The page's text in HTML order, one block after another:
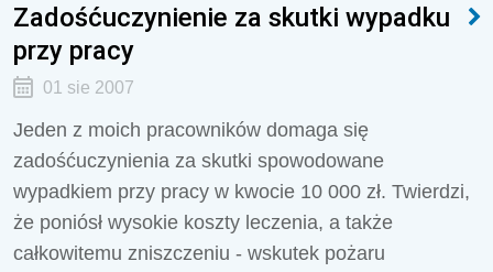
Zadośćuczynienie za skutki wypadku
przy pracy
01 sie 2007
Jeden z moich pracowników domaga się
zadośćuczynienia za skutki spowodowane
wypadkiem przy pracy w kwocie 10 000 zł. Twierdzi,
że poniósł wysokie koszty leczenia, a także
całkowitemu zniszczeniu - wskutek pożaru